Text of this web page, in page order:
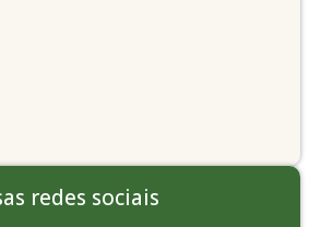
redes sociais